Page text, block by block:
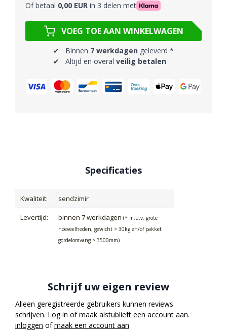
Of betaal 0,00 EUR in 3 delen met
VOEG TOE AAN WINKELWAGEN
✔ Binnen 7 werkdagen geleverd *
✔ Altijd en overal veilig betalen
Specificaties
Kwaliteit: sendzimir
Levertijd: binnen 7 werkdagen (* m.u.v. grote
hoeveelheden, gewicht > 30kg en/of pakket
gordelomvang > 3500mm)
Schrijf uw eigen review
Alleen geregistreerde gebruikers kunnen reviews
schrijven. Log in of maak alstublieft een account aan.
inloggen ofmaak een account aan